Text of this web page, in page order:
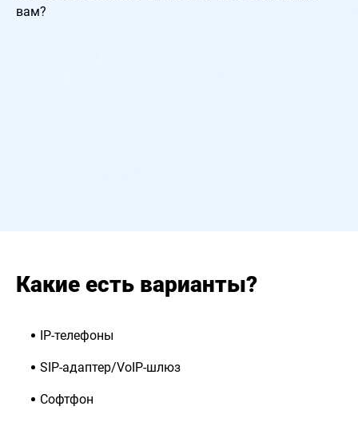
вам?
Какие есть варианты?
IP-телефоны
SIP-адаптер/VoIP-шлюз
Софтфон